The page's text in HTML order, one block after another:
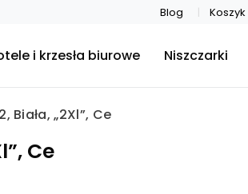
Blog Koszyk
i krzesła biurowe Niszczarki
Biała, „2Xl”, Ce
Ce